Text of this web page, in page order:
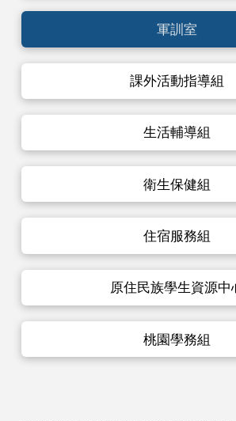
軍訓室
課外活動指導組
生活輔導組
衛生保健組
住宿服務組
原住民族學生資源中
桃園學務組